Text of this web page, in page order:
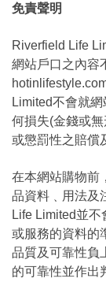
免責聲明
Riverfield Life
網站戶口之內容
Limited不會就
何損失(金錢或
或懲罰性之賠償
在本網站購物前
品資料﹑用法及
Life Limited並
或服務的資料的
品質及可靠性負
的可靠性並作出